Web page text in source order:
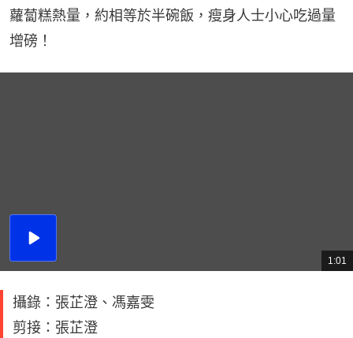
蘿蔔糕熱量，約相等於半碗飯，瘦身人士小心吃過量
增磅！
播
總
共
1:01
攝錄：張芷澄、馮嘉雯
剪接：張芷澄